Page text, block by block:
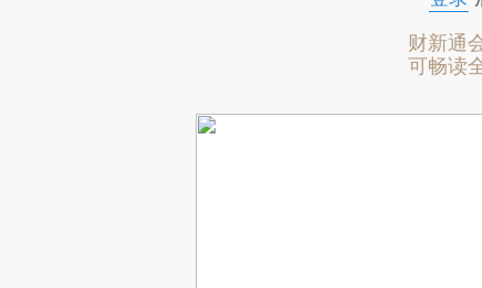
财新通
可畅读